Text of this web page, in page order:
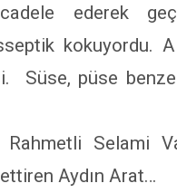
ederek
kokuyordu.
Süse, püse
Selami
Aydın Arat…